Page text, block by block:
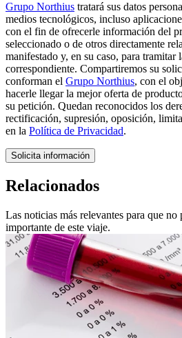
Grupo Northius tratará sus datos
medios tecnológicos, incluso
con el fin de ofrecerle información del
seleccionado o de otros directamente
manifestado y, en su caso, para tramitar
correspondiente. Compartiremos su
conforman el Grupo Northius, con el
hacerle llegar la mejor oferta de
su petición. Quedan reconocidos los
rectificación, supresión, oposición,
en la Política de Privacidad.
Solicita información
Relacionados
Las noticias más relevantes para que
importante de este viaje.